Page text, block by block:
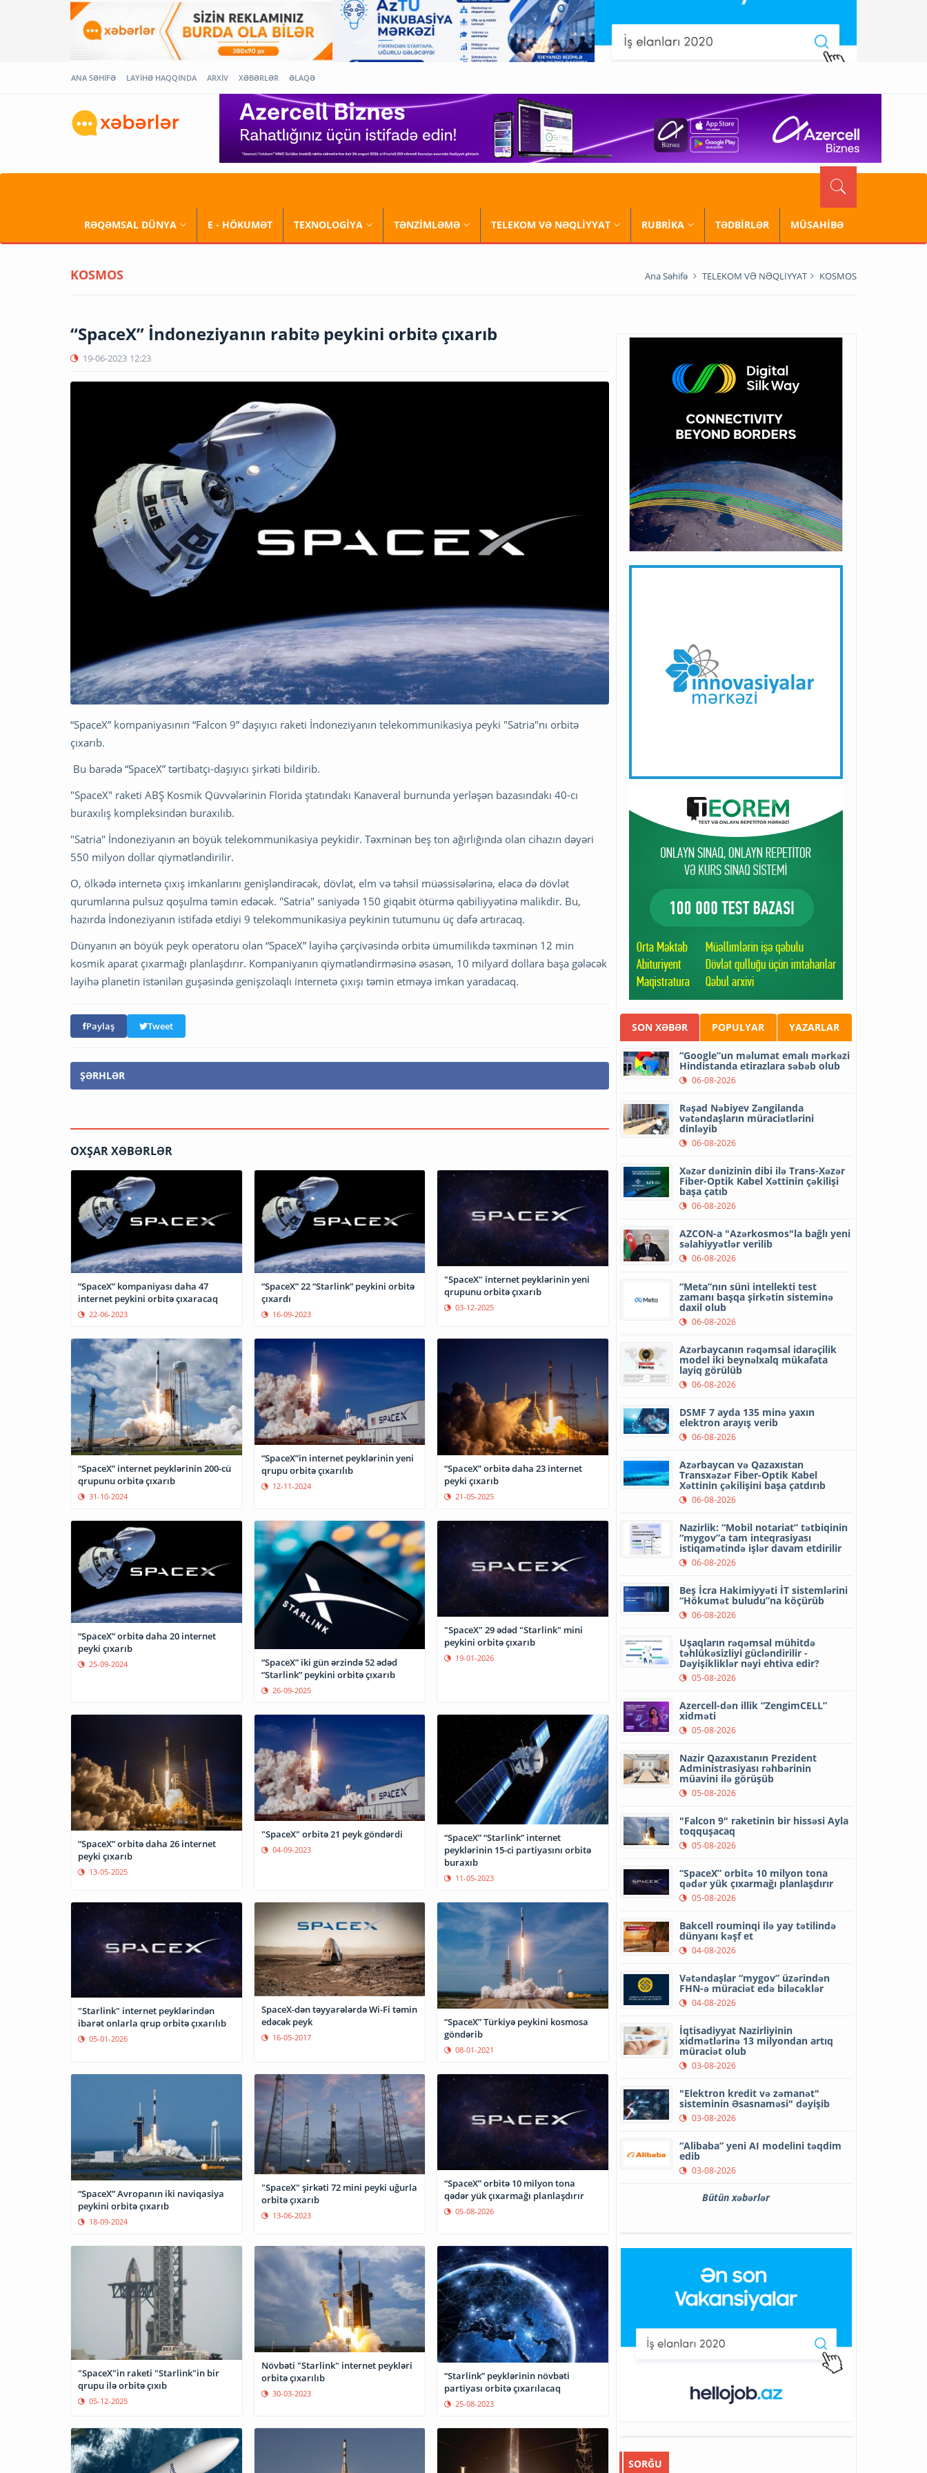
ANA SƏHİFƏ LAYİHƏ HAQQINDA ARXİV XƏBƏRLƏR ƏLAQƏ
RƏQƏMSAL DÜNYA E - HÖKUMƏT TEXNOLOGİYA TƏNZİMLƏMƏ TELEKOM VƏ NƏQLİYYAT RUBRİKA TƏDBİRLƏR MÜSAHİBƏ
KOSMOS Ana Səhifə TELEKOM VƏ NƏQLİYYAT KOSMOS
“SpaceX” İndoneziyanın rabitə peykini orbitə çıxarıb
19-06-2023 12:23
“SpaceX” kompaniyasının “Falcon 9” daşıyıcı raketi İndoneziyanın telekommunikasiya peyki "Satria"nı orbitə
çıxarıb.
Bu barədə “SpaceX” tərtibatçı-daşıyıcı şirkəti bildirib.
"SpaceX" raketi ABŞ Kosmik Qüvvələrinin Florida ştatındakı Kanaveral burnunda yerləşən bazasındakı 40-cı
buraxılış kompleksindən buraxılıb.
"Satria" İndoneziyanın ən böyük telekommunikasiya peykidir. Təxminən beş ton ağırlığında olan cihazın dəyəri
550 milyon dollar qiymətləndirilir.
O, ölkədə internetə çıxış imkanlarını genişləndirəcək, dövlət, elm və təhsil müəssisələrinə, eləcə də dövlət
qurumlarına pulsuz qoşulma təmin edəcək. "Satria" saniyədə 150 ​​giqabit ötürmə qabiliyyətinə malikdir. Bu,
hazırda İndoneziyanın istifadə etdiyi 9 telekommunikasiya peykinin tutumunu üç dəfə artıracaq.
Dünyanın ən böyük peyk operatoru olan “SpaceX” layihə çərçivəsində orbitə ümumilikdə təxminən 12 min
kosmik aparat çıxarmağı planlaşdırır. Kompaniyanın qiymətləndirməsinə əsasən, 10 milyard dollara başa gələcək
layihə planetin istənilən guşəsində genişzolaqlı internetə çıxışı təmin etməyə imkan yaradacaq.
Paylaş Tweet
ŞƏRHLƏR
OXŞAR XƏBƏRLƏR
“SpaceX” kompaniyası daha 47
internet peykini orbitə çıxaracaq
22-06-2023
“SpaceX” 22 “Starlink” peykini orbitə
çıxardı
16-09-2023
"SpaceX" internet peyklərinin yeni
qrupunu orbitə çıxarıb
03-12-2025
“SpaceX” internet peyklərinin 200-cü
qrupunu orbitə çıxarıb
31-10-2024
“SpaceX”in internet peyklərinin yeni
qrupu orbitə çıxarılıb
12-11-2024
“SpaceX” orbitə daha 23 internet
peyki çıxarıb
21-05-2025
“SpaceX” orbitə daha 20 internet
peyki çıxarıb
25-09-2024
“SpaceX” iki gün ərzində 52 ədəd
“Starlink” peykini orbitə çıxarıb
26-09-2025
"SpaceX" 29 ədəd "Starlink" mini
peykini orbitə çıxarıb
19-01-2026
“SpaceX” orbitə daha 26 internet
peyki çıxarıb
13-05-2025
"SpaceX" orbitə 21 peyk göndərdi
04-09-2023
“SpaceX” “Starlink” internet
peyklərinin 15-ci partiyasını orbitə
buraxıb
11-05-2023
"Starlink" internet peyklərindən
ibarət onlarla qrup orbitə çıxarılıb
05-01-2026
SpaceX-dən təyyarələrdə Wi-Fi təmin
edəcək peyk
16-05-2017
“SpaceX” Türkiyə peykini kosmosa
göndərib
08-01-2021
“SpaceX” Avropanın iki naviqasiya
peykini orbitə çıxarıb
18-09-2024
"SpaceX" şirkəti 72 mini peyki uğurla
orbitə çıxarıb
13-06-2023
“SpaceX” orbitə 10 milyon tona
qədər yük çıxarmağı planlaşdırır
05-08-2026
"SpaceX"in raketi "Starlink"in bir
qrupu ilə orbitə çıxıb
05-12-2025
Növbəti "Starlink" internet peykləri
orbitə çıxarılıb
30-03-2023
“Starlink” peyklərinin növbəti
partiyası orbitə çıxarılacaq
25-08-2023
SON XƏBƏR POPULYAR YAZARLAR
“Google”un məlumat emalı mərkəzi
Hindistanda etirazlara səbəb olub
06-08-2026
Rəşad Nəbiyev Zəngilanda
vətəndaşların müraciətlərini
dinləyib
06-08-2026
Xəzər dənizinin dibi ilə Trans-Xəzər
Fiber-Optik Kabel Xəttinin çəkilişi
başa çatıb
06-08-2026
AZCON-a "Azərkosmos"la bağlı yeni
səlahiyyətlər verilib
06-08-2026
“Meta”nın süni intellekti test
zamanı başqa şirkətin sisteminə
daxil olub
06-08-2026
Azərbaycanın rəqəmsal idarəçilik
model iki beynəlxalq mükafata
layiq görülüb
06-08-2026
DSMF 7 ayda 135 minə yaxın
elektron arayış verib
06-08-2026
Azərbaycan və Qazaxıstan
Transxəzər Fiber-Optik Kabel
Xəttinin çəkilişini başa çatdırıb
06-08-2026
Nazirlik: “Mobil notariat” tətbiqinin
“mygov”a tam inteqrasiyası
istiqamətində işlər davam etdirilir
06-08-2026
Beş İcra Hakimiyyəti İT sistemlərini
“Hökumət buludu”na köçürüb
06-08-2026
Uşaqların rəqəmsal mühitdə
təhlükəsizliyi gücləndirilir -
Dəyişikliklər nəyi ehtiva edir?
05-08-2026
Azercell-dən illik “ZengimCELL”
xidməti
05-08-2026
Nazir Qazaxıstanın Prezident
Administrasiyası rəhbərinin
müavini ilə görüşüb
05-08-2026
"Falcon 9" raketinin bir hissəsi Ayla
toqquşacaq
05-08-2026
“SpaceX” orbitə 10 milyon tona
qədər yük çıxarmağı planlaşdırır
05-08-2026
Bakcell rouminqi ilə yay tətilində
dünyanı kəşf et
04-08-2026
Vətəndaşlar “mygov” üzərindən
FHN-ə müraciət edə biləcəklər
04-08-2026
İqtisadiyyat Nazirliyinin
xidmətlərinə 13 milyondan artıq
müraciət olub
03-08-2026
"Elektron kredit və zəmanət"
sisteminin Əsasnaməsi" dəyişib
03-08-2026
“Alibaba” yeni AI modelini təqdim
edib
03-08-2026
Bütün xəbərlər
SORĞU